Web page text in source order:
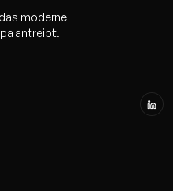
moderne
antreibt.